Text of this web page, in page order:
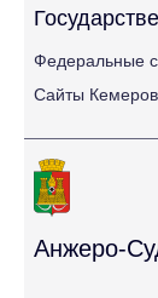
Федеральные
Сайты
Анжеро-